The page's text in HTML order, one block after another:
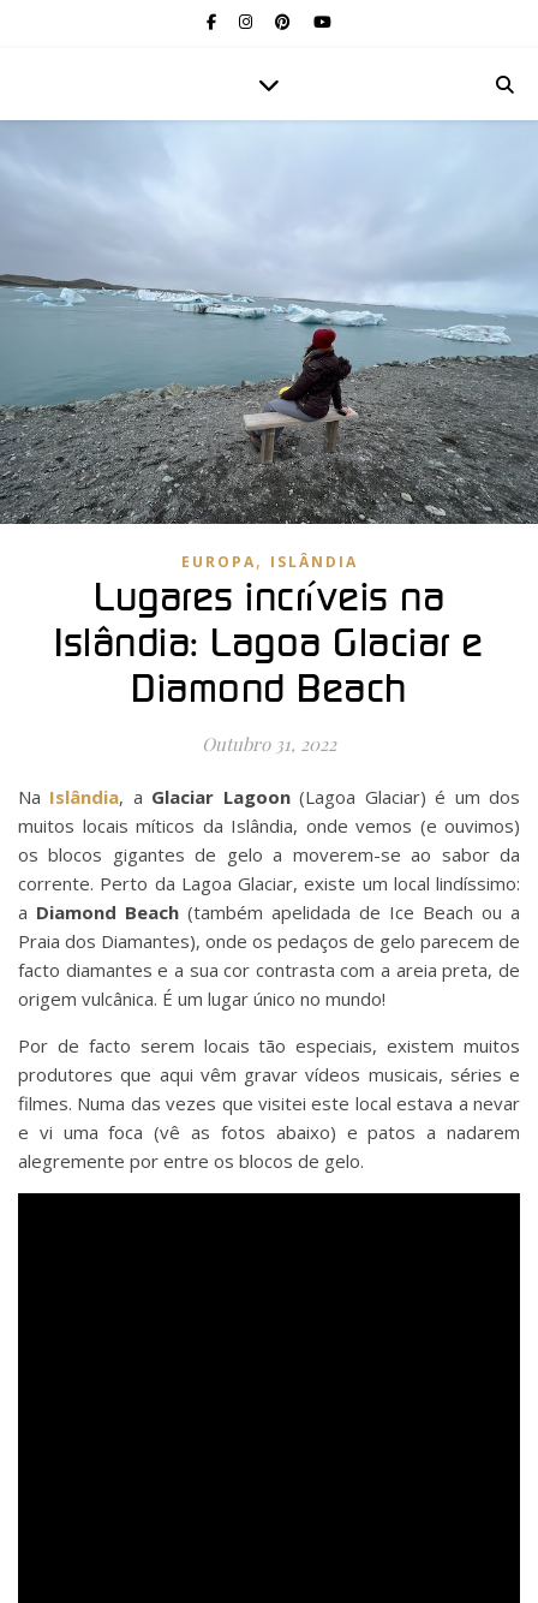
EUROPA, ISLÂNDIA
Lugares incríveis na
Islândia: Lagoa Glaciar e
Diamond Beach
Outubro 31, 2022
Na Islândia, a Glaciar Lagoon(Lagoa Glaciar) é um dos
muitos locais míticos da Islândia, onde vemos (e ouvimos)
os blocos gigantes de gelo a moverem-se ao sabor da
corrente. Perto da Lagoa Glaciar, existe um local lindíssimo:
a Diamond Beach (também apelidada de Ice Beach ou a
Praia dos Diamantes), onde os pedaços de gelo parecem de
facto diamantes e a sua cor contrasta com a areia preta, de
origem vulcânica. É um lugar único no mundo!
Por de facto serem locais tão especiais, existem muitos
produtores que aqui vêm gravar vídeos musicais, séries e
filmes. Numa das vezes que visitei este local estava a nevar
e vi uma foca (vê as fotos abaixo) e patos a nadarem
alegremente por entre os blocos de gelo.